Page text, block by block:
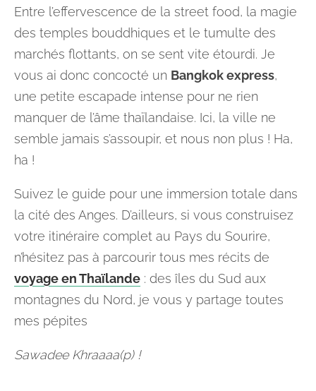
Entre l’effervescence de la street food, la magie
des temples bouddhiques et le tumulte des
marchés flottants, on se sent vite étourdi. Je
vous ai donc concocté un Bangkok express,
une petite escapade intense pour ne rien
manquer de l’âme thaïlandaise. Ici, la ville ne
semble jamais s’assoupir, et nous non plus ! Ha,
ha !
Suivez le guide pour une immersion totale dans
la cité des Anges. D’ailleurs, si vous construisez
votre itinéraire complet au Pays du Sourire,
n’hésitez pas à parcourir tous mes récits de
voyage en Thaïlande : des îles du Sud aux
montagnes du Nord, je vous y partage toutes
mes pépites
Sawadee Khraaaa(p) !